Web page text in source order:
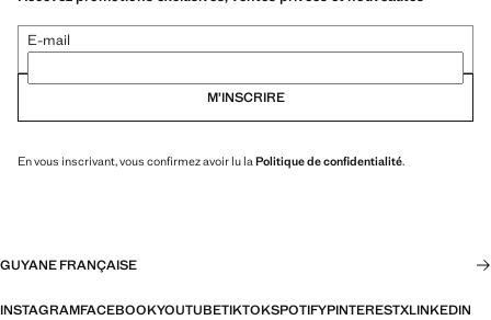
E-mail
M’INSCRIRE
En vous inscrivant, vous confirmez avoir lu la Politique de confidentialité.
GUYANE FRANÇAISE
INSTAGRAMFACEBOOKYOUTUBETIKTOKSPOTIFYPINTERESTXLINKEDIN